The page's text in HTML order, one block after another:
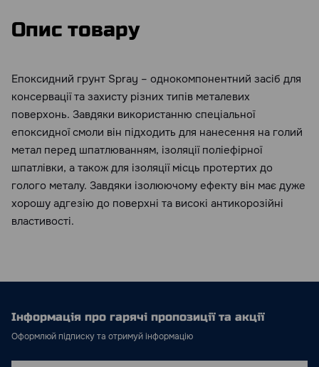
Опис товару
Епоксидний грунт Spray – однокомпонентний засіб для
консервації та захисту різних типів металевих
поверхонь. Завдяки використанню спеціальної
епоксидної смоли він підходить для нанесення на голий
метал перед шпатлюванням, ізоляції поліефірної
шпатлівки, а також для ізоляції місць протертих до
голого металу. Завдяки ізолюючому ефекту він має дуже
хорошу адгезію до поверхні та високі антикорозійні
властивості.
Інформація про гарячі пропозиції та акції
Оформлюй підписку та отримуй інформацію